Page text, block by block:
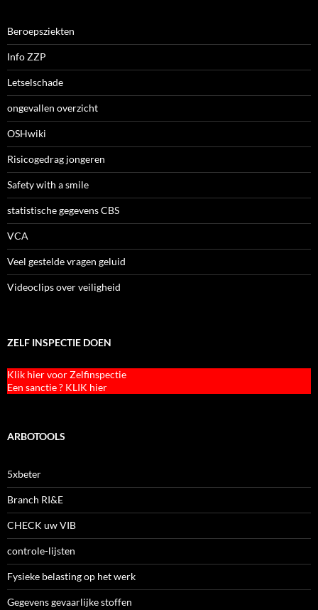
Beroepsziekten
Info ZZP
Letselschade
ongevallen overzicht
OSHwiki
Risicogedrag jongeren
Safety with a smile
statistische gegevens CBS
VCA
Veel gestelde vragen geluid
Videoclips over veiligheid
ZELF INSPECTIE DOEN
Klik hier voor Zelfinspectie
Een sanctie ? KLIK hier
ARBOTOOLS
5xbeter
Branch RI&E
CHECK uw VIB
controle-lijsten
Fysieke belasting op het werk
Gegevens gevaarlijke stoffen